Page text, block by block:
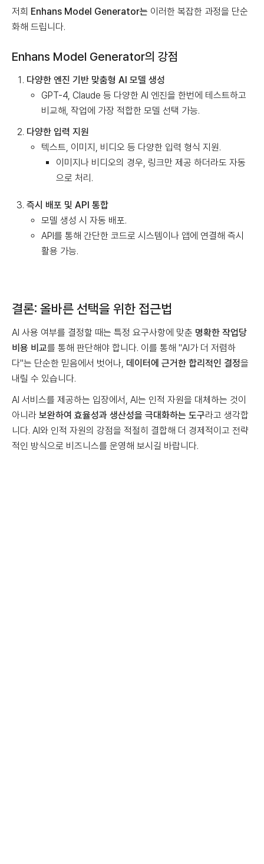
저희 Enhans Model Generator는 이러한 복잡한 과정을 단순
화해 드립니다.
Enhans Model Generator의 강점
다양한 엔진 기반 맞춤형 AI 모델 생성
GPT-4, Claude 등 다양한 AI 엔진을 한번에 테스트하고
비교해, 작업에 가장 적합한 모델 선택 가능.
다양한 입력 지원
텍스트, 이미지, 비디오 등 다양한 입력 형식 지원.
이미지나 비디오의 경우, 링크만 제공 하더라도 자동
으로 처리.
즉시 배포 및 API 통합
모델 생성 시 자동 배포.
API를 통해 간단한 코드로 시스템이나 앱에 연결해 즉시
활용 가능.
결론: 올바른 선택을 위한 접근법
AI 사용 여부를 결정할 때는 특정 요구사항에 맞춘 명확한 작업당
비용 비교를 통해 판단해야 합니다. 이를 통해 "AI가 더 저렴하
다"는 단순한 믿음에서 벗어나, 데이터에 근거한 합리적인 결정을
내릴 수 있습니다.
AI 서비스를 제공하는 입장에서, AI는 인적 자원을 대체하는 것이
아니라 보완하여 효율성과 생산성을 극대화하는 도구라고 생각합
니다. AI와 인적 자원의 강점을 적절히 결합해 더 경제적이고 전략
적인 방식으로 비즈니스를 운영해 보시길 바랍니다.